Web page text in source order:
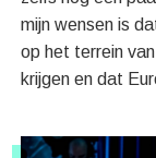
mijn wensen is
op het terrein
krijgen en dat